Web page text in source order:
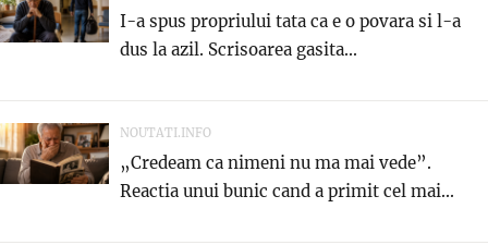
I-a spus propriului tata ca e o povara si l-a
dus la azil. Scrisoarea gasita...
NOUTATI.INFO
„Credeam ca nimeni nu ma mai vede”.
Reactia unui bunic cand a primit cel mai...